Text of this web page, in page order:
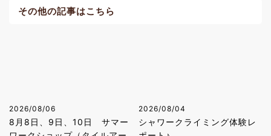
その他の記事はこちら
2026/08/06
8月8日、9日、10日 サマー
2026/08/04
シャワークライミング体験レ